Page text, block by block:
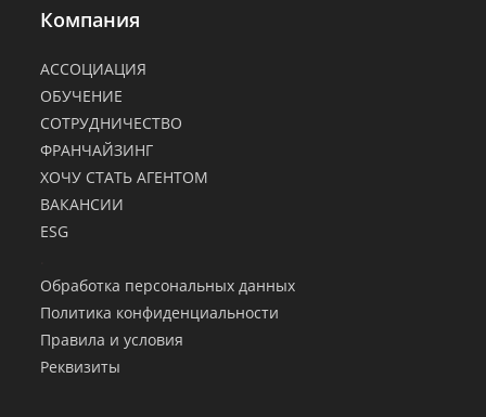
Компания
АССОЦИАЦИЯ
ОБУЧЕНИЕ
СОТРУДНИЧЕСТВО
ФРАНЧАЙЗИНГ
ХОЧУ СТАТЬ АГЕНТОМ
ВАКАНСИИ
ESG
Обработка персональных данных
Политика конфиденциальности
Правила и условия
Реквизиты